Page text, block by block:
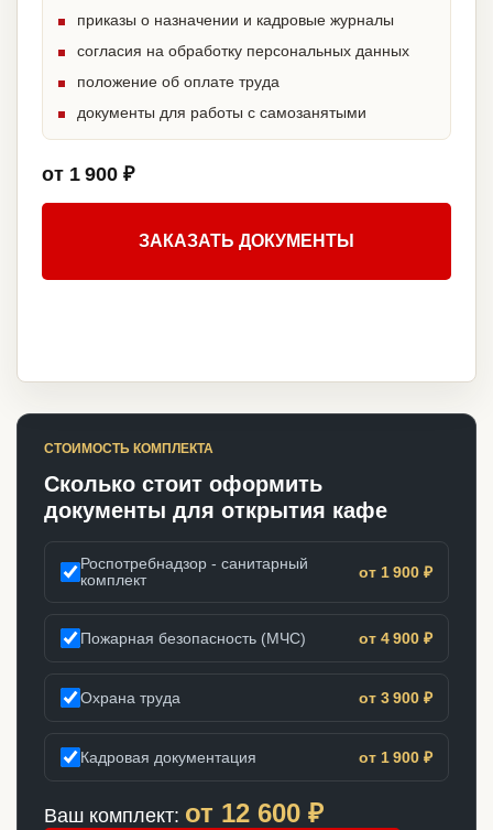
приказы о назначении и кадровые журналы
согласия на обработку персональных данных
положение об оплате труда
документы для работы с самозанятыми
от 1 900 ₽
ЗАКАЗАТЬ ДОКУМЕНТЫ
СТОИМОСТЬ КОМПЛЕКТА
Сколько стоит оформить
документы для открытия кафе
Роспотребнадзор - санитарный
комплект
от 1 900 ₽
Пожарная безопасность (МЧС) от 4 900 ₽
Охрана труда от 3 900 ₽
Кадровая документация от 1 900 ₽
Ваш комплект: от 12 600 ₽